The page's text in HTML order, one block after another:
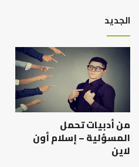
الجديد
من أدبيات تحمل
المسؤلية – إسلام أون
لاين